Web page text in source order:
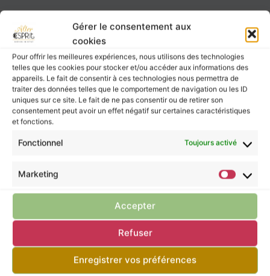
Gérer le consentement aux
cookies
Pour offrir les meilleures expériences, nous utilisons des technologies
telles que les cookies pour stocker et/ou accéder aux informations des
appareils. Le fait de consentir à ces technologies nous permettra de
traiter des données telles que le comportement de navigation ou les ID
uniques sur ce site. Le fait de ne pas consentir ou de retirer son
consentement peut avoir un effet négatif sur certaines caractéristiques
et fonctions.
Fonctionnel Toujours activé
Marketing
Accepter
Refuser
Enregistrer vos préférences
Promo !